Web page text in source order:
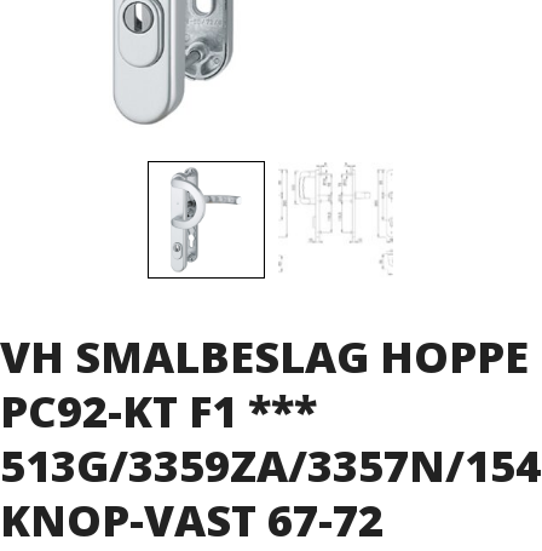
VH SMALBESLAG HOPPE
PC92-KT F1 ***
513G/3359ZA/3357N/
KNOP-VAST 67-72